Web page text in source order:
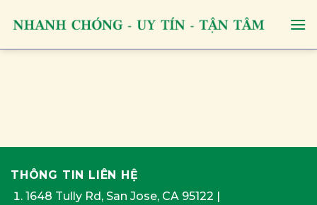
THÔNG TIN LIÊN HỆ
1648 Tully Rd, San Jose, CA 95122 |